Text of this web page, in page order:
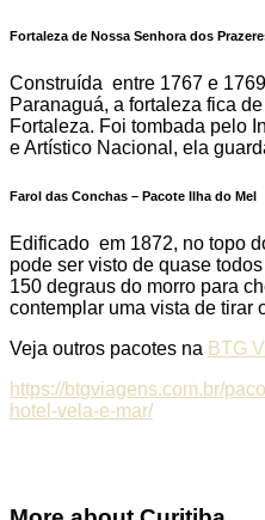
Fortaleza de Nossa Senhora dos
Construída entre 1767 e
Paranaguá, a fortaleza fica
Fortaleza. Foi tombada pelo
e Artístico Nacional, ela
Farol das Conchas – Pacote Ilha do Mel
Edificado em 1872, no topo
pode ser visto de quase
150 degraus do morro para
contemplar uma vista de tirar
Veja outros pacotes na BTG
https://btgviagens.com.br/
hotel-vela-e-mar/